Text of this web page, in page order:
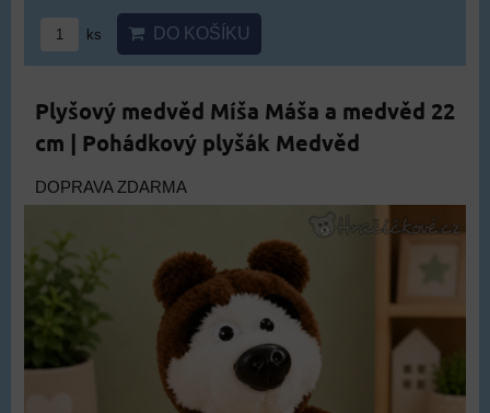
ks DO KOŠÍKU
Plyšový medvěd Míša Máša a medvěd 22
cm | Pohádkový plyšák Medvěd
DOPRAVA ZDARMA